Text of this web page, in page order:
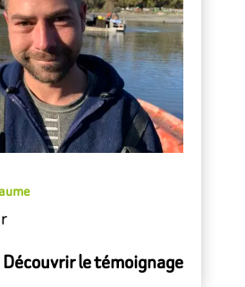
Découvrir le témoignage